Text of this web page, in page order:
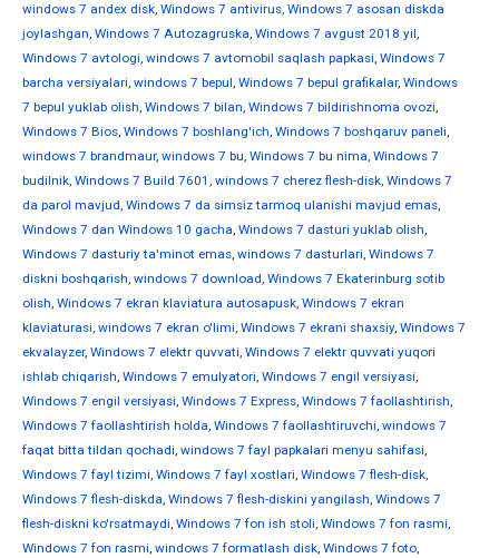
windows 7 andex disk, Windows 7 antivirus, Windows 7 asosan diskda
joylashgan, Windows 7 Autozagruska, Windows 7 avgust 2018 yil,
Windows 7 avtologi, windows 7 avtomobil saqlash papkasi, Windows 7
barcha versiyalari, windows 7 bepul, Windows 7 bepul grafikalar, Windows
7 bepul yuklab olish, Windows 7 bilan, Windows 7 bildirishnoma ovozi,
Windows 7 Bios, Windows 7 boshlang'ich, Windows 7 boshqaruv paneli,
windows 7 brandmaur, windows 7 bu, Windows 7 bu nima, Windows 7
budilnik, Windows 7 Build 7601 , windows 7 cherez flesh-disk, Windows 7
da parol mavjud, Windows 7 da simsiz tarmoq ulanishi mavjud emas,
Windows 7 dan Windows 10 gacha, Windows 7 dasturi yuklab olish,
Windows 7 dasturiy ta'minot emas, windows 7 dasturlari, Windows 7
diskni boshqarish, windows 7 download, Windows 7 Ekaterinburg sotib
olish, Windows 7 ekran klaviatura autosapusk, Windows 7 ekran
klaviaturasi, windows 7 ekran o'limi, Windows 7 ekrani shaxsiy, Windows 7
ekvalayzer, Windows 7 elektr quvvati, Windows 7 elektr quvvati yuqori
ishlab chiqarish, Windows 7 emulyatori, Windows 7 engil versiyasi,
Windows 7 engil versiyasi, Windows 7 Express, Windows 7 faollashtirish,
Windows 7 faollashtirish holda, Windows 7 faollashtiruvchi, windows 7
faqat bitta tildan qochadi, windows 7 fayl papkalari menyu sahifasi,
Windows 7 fayl tizimi, Windows 7 fayl xostlari, Windows 7 flesh-disk,
Windows 7 flesh-diskda, Windows 7 flesh-diskini yangilash, Windows 7
flesh-diskni ko'rsatmaydi, Windows 7 fon ish stoli, Windows 7 fon rasmi,
Windows 7 fon rasmi, windows 7 formatlash disk, Windows 7 foto,